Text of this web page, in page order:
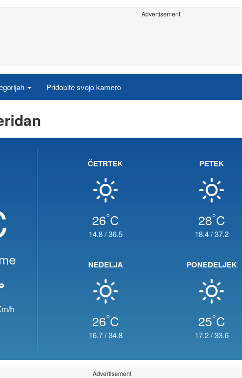
Advertisement
Pridobite svojo kamero
h
ČETRTEK
26°C
14.8/36.5
PETEK
28°C
18.4/37.2
NEDELJA
26°C
16.7/34.8
PONEDELJEK
25°C
17.2/33.6
Advertisement